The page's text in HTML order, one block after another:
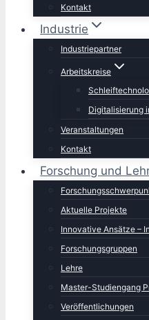
Kontakt
Industrie
Industriepartner
Arbeitskreise
Digitalisierung
Veranstaltungen
Kontakt
Forschung und
Aktuelle Projekte
Innovative Ansätze –
Forschungsgruppen
Lehre
Master-Studiengang
Veröffentlichungen